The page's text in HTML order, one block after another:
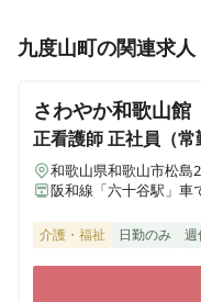
九度山町の関連求人
さわやか和歌山館
正看護師正社員（常
和歌山県和歌山市松島
阪和線「六十谷駅」車
介護・福祉 日勤のみ 週